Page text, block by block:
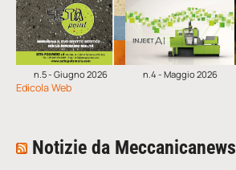
n.5 - Giugno 2026 n.4 - Maggio 2026
Edicola Web
Notizie da Meccanicanews